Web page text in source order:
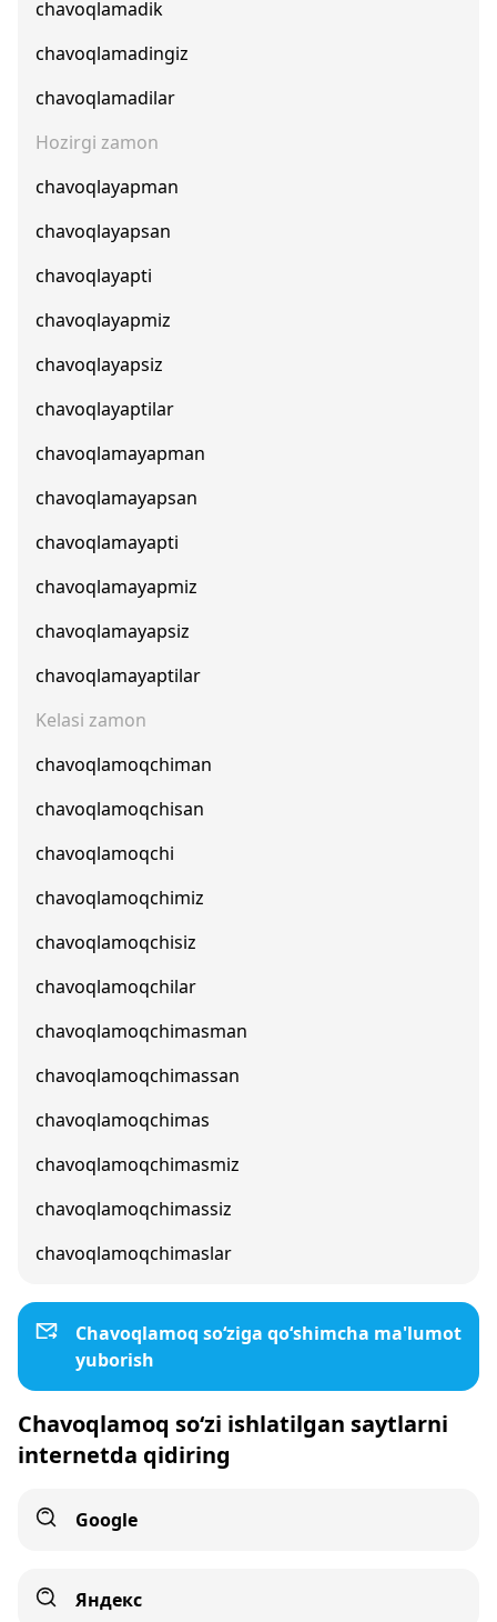
chavoqlamadik
chavoqlamadingiz
chavoqlamadilar
Hozirgi zamon
chavoqlayapman
chavoqlayapsan
chavoqlayapti
chavoqlayapmiz
chavoqlayapsiz
chavoqlayaptilar
chavoqlamayapman
chavoqlamayapsan
chavoqlamayapti
chavoqlamayapmiz
chavoqlamayapsiz
chavoqlamayaptilar
Kelasi zamon
chavoqlamoqchiman
chavoqlamoqchisan
chavoqlamoqchi
chavoqlamoqchimiz
chavoqlamoqchisiz
chavoqlamoqchilar
chavoqlamoqchimasman
chavoqlamoqchimassan
chavoqlamoqchimas
chavoqlamoqchimasmiz
chavoqlamoqchimassiz
chavoqlamoqchimaslar
Chavoqlamoq so‘ziga qo‘shimcha ma'lumot
yuborish
Chavoqlamoq so‘zi ishlatilgan saytlarni
internetda qidiring
Google
Яндекс